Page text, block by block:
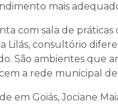
mais
com sala de
consultório
São ambientes que
a rede municipal de
em Goiás, Jociane